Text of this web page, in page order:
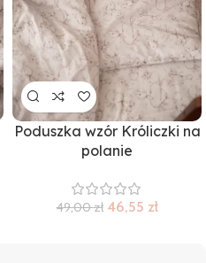
Poduszka wzór Króliczki na
polanie
49,00zł 46,55 zł